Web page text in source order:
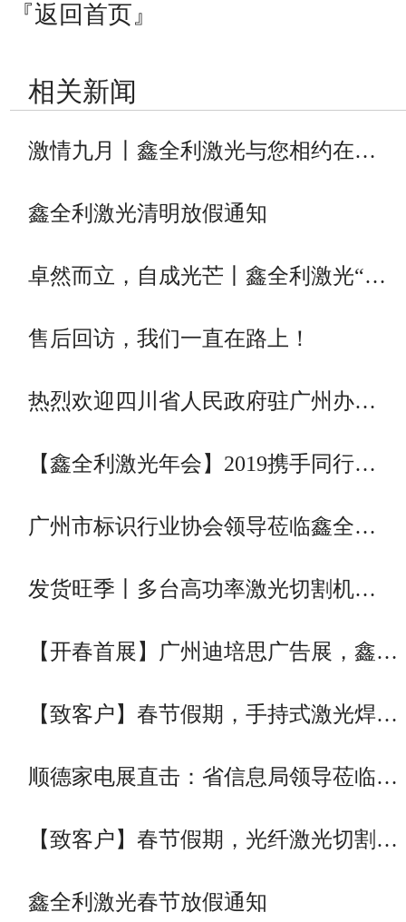
『返回首页』
相关新闻
激情九月丨鑫全利激光与您相约在…
鑫全利激光清明放假通知
卓然而立，自成光芒丨鑫全利激光“…
售后回访，我们一直在路上！
热烈欢迎四川省人民政府驻广州办…
【鑫全利激光年会】2019携手同行…
广州市标识行业协会领导莅临鑫全…
发货旺季丨多台高功率激光切割机…
【开春首展】广州迪培思广告展，鑫…
【致客户】春节假期，手持式激光焊…
顺德家电展直击：省信息局领导莅临…
【致客户】春节假期，光纤激光切割…
鑫全利激光春节放假通知